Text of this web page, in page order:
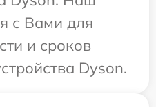
с Вами для
и сроков
Dyson.